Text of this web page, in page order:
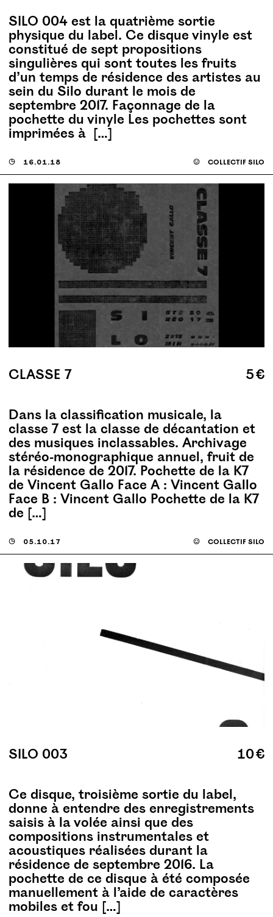
SILO 004 est la quatrième sortie
physique du label. Ce disque vinyle est
constitué de sept propositions
singulières qui sont toutes les fruits
d’un temps de résidence des artistes au
sein du Silo durant le mois de
septembre 2017. Façonnage de la
pochette du vinyle Les pochettes sont
imprimées à […]
◶ 16.01.18 ☺ collectif silo
CLASSE 7 5 €
Dans la classification musicale, la
classe 7 est la classe de décantation et
des musiques inclassables. Archivage
stéréo-monographique annuel, fruit de
la résidence de 2017. Pochette de la K7
de Vincent Gallo Face A : Vincent Gallo
Face B : Vincent Gallo Pochette de la K7
de […]
◶ 05.10.17 ☺ collectif silo
SILO 003 10 €
Ce disque, troisième sortie du label,
donne à entendre des enregistrements
saisis à la volée ainsi que des
compositions instrumentales et
acoustiques réalisées durant la
résidence de septembre 2016. La
pochette de ce disque à été composée
manuellement à l’aide de caractères
mobiles et fou […]